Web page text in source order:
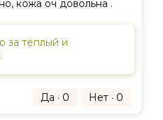
кожа оч довольна .
за теплый и
Да · 0 Нет · 0